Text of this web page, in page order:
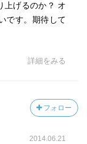
上げるのか？ オ
です。期待して
詳細をみる
フォロー
2014.06.21